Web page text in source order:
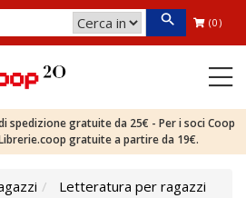
(0)
spedizione gratuite da 25€ - Per i soci Coop
gratuite a partire da 19€.
Letteratura per ragazzi